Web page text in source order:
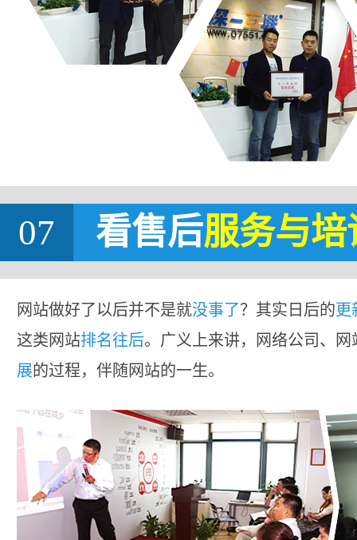
07 看售后服务与培
网站做好了以后并不是就没事了？其实日后的更
这类网站排名往后。广义上来讲，网络公司、
展的过程，伴随网站的一生。